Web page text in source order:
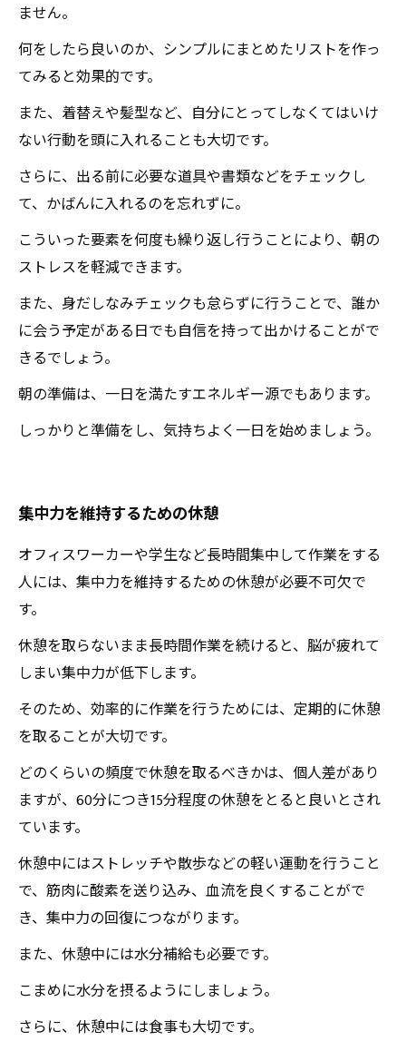
ません。
何をしたら良いのか、シンプルにまとめたリストを作っ
てみると効果的です。
また、着替えや髪型など、自分にとってしなくてはいけ
ない行動を頭に入れることも大切です。
さらに、出る前に必要な道具や書類などをチェックし
て、かばんに入れるのを忘れずに。
こういった要素を何度も繰り返し行うことにより、朝の
ストレスを軽減できます。
また、身だしなみチェックも怠らずに行うことで、誰か
に会う予定がある日でも自信を持って出かけることがで
きるでしょう。
朝の準備は、一日を満たすエネルギー源でもあります。
しっかりと準備をし、気持ちよく一日を始めましょう。
集中力を維持するための休憩
オフィスワーカーや学生など長時間集中して作業をする
人には、集中力を維持するための休憩が必要不可欠で
す。
休憩を取らないまま長時間作業を続けると、脳が疲れて
しまい集中力が低下します。
そのため、効率的に作業を行うためには、定期的に休憩
を取ることが大切です。
どのくらいの頻度で休憩を取るべきかは、個人差があり
ますが、60分につき15分程度の休憩をとると良いとされ
ています。
休憩中にはストレッチや散歩などの軽い運動を行うこと
で、筋肉に酸素を送り込み、血流を良くすることがで
き、集中力の回復につながります。
また、休憩中には水分補給も必要です。
こまめに水分を摂るようにしましょう。
さらに、休憩中には食事も大切です。